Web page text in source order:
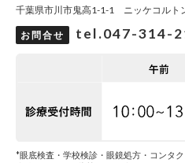
千葉県市川市鬼高1-1-1 ニッケコルト
お問合せ tel.047-314-
*眼底検査・学校検診・眼鏡処方・コンタ